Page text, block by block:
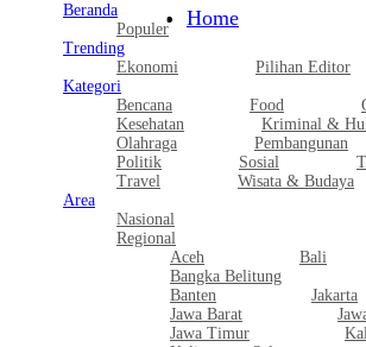
Beranda
Populer
Trending
Ekonomi
Pilihan Editor
Kategori
Bencana
Food
Kesehatan
Kriminal &
Olahraga
Pembangunan
Politik
Sosial
Travel
Wisata & Budaya
Area
Nasional
Regional
Aceh
Bali
Bangka Belitung
Banten
Jakarta
Jawa Barat
Jawa Timur
Home